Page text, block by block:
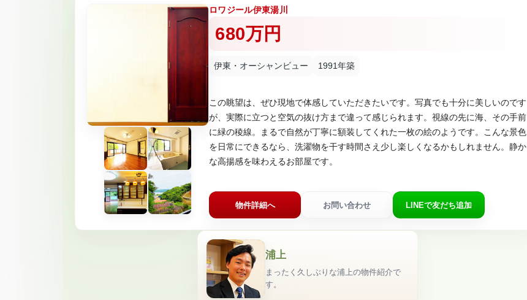
ロワジール伊東湯川
680万円
伊東・オーシャンビュー 1991年築
この眺望は、ぜひ現地で体感していただきたいです。写真でも十分に美しいのです
が、実際に立つと空気の抜け方まで違って感じられます。視線の先に海、その手前
に緑の稜線。まるで自然が丁寧に額装してくれた一枚の絵のようです。こんな景色
を日常にできるなら、洗濯物を干す時間さえ少し楽しくなるかもしれません。静か
な高揚感を味わえるお部屋です。
物件詳細へ お問い合わせ LINEで友だち追加
浦上
まったく久しぶりな浦上の物件紹介で
す。